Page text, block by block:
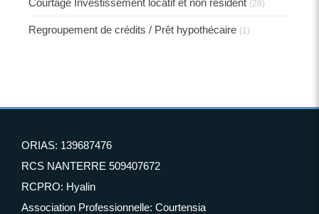
Courtage Investissement locatif et non résident (28)
Regroupement de crédits / Prêt hypothécaire (1)
ORIAS: 139687476
RCS NANTERRE 509407672
RCPRO: Hyalin
Association Professionnelle: Courtensia